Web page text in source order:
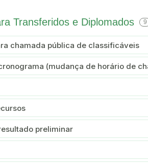
Transferidos e Diplomados 9
chamada pública de classificáveis
(mudança de horário de
preliminar